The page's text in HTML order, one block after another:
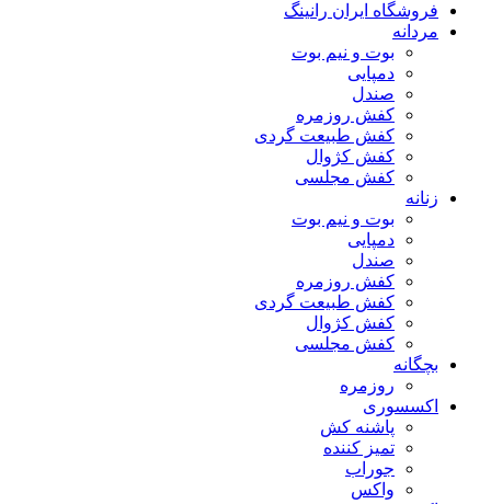
فروشگاه ایران رانینگ
مردانه
بوت و نیم بوت
دمپایی
صندل
کفش روزمره
کفش طبیعت گردی
کفش کژوال
کفش مجلسی
زنانه
بوت و نیم بوت
دمپایی
صندل
کفش روزمره
کفش طبیعت گردی
کفش کژوال
کفش مجلسی
بچگانه
روزمره
اکسسوری
پاشنه کش
تمیز کننده
جوراب
واکس